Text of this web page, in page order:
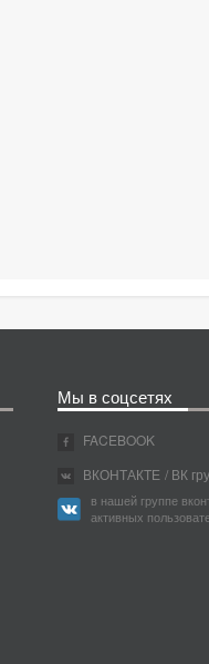
Мы в соцсетях
FACEBOOK
ВКОНТАКТЕ / ВК
в нашей группе
активных